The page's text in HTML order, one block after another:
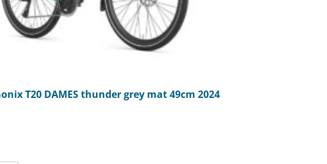
T20 DAMES thunder grey mat 49cm 2024